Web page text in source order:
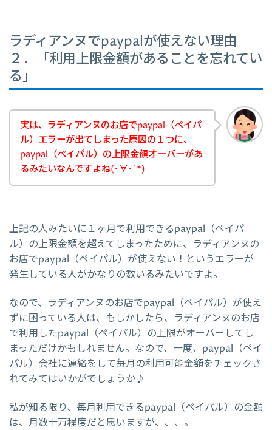
ラディアンヌでpaypalが使えない理由
２．「利用上限金額があることを忘れてい
る」
実は、ラディアンヌのお店でpaypal（ペイパ
ル）エラーが出てしまった原因の１つに、
paypal（ペイパル）の上限金額オーバーがあ
るみたいなんですよね(･∀･`*)
上記の人みたいに１ヶ月で利用できるpaypal（ペイパ
ル）の上限金額を超えてしまったために、ラディアンヌの
お店でpaypal（ペイパル）が使えない！というエラーが
発生している人がかなりの数いるみたいですよ。
なので、ラディアンヌのお店でpaypal（ペイパル）が使え
ずに困っている人は、もしかしたら、ラディアンヌのお店
で利用したpaypal（ペイパル）の上限がオーバーしてし
まっただけかもしれません。なので、一度、paypal（ペイ
パル）会社に連絡をして毎月の利用可能金額をチェックさ
れてみてはいかがでしょうか♪
私が知る限り、毎月利用できるpaypal（ペイパル）の金額
は、月数十万程度だと思いますが、、、。